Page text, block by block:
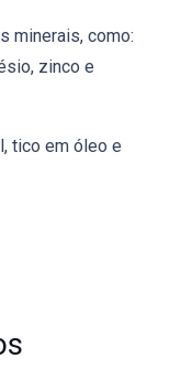
minerais, como:
zinco e
tico em óleo e